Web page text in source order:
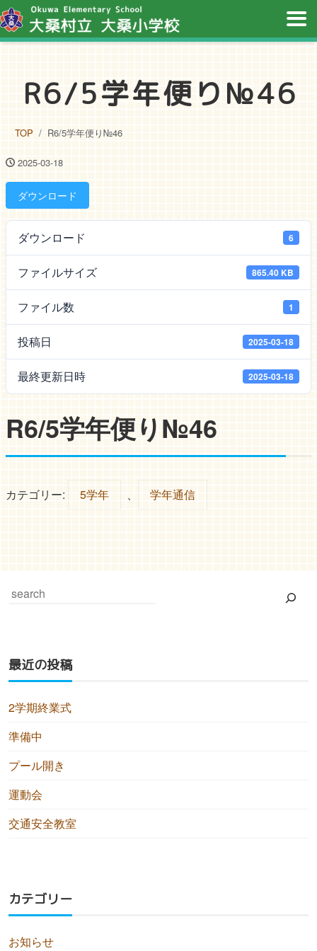
R6/5学年便り№46
TOP R6/5学年便り№46
2025-03-18
ダウンロード
ダウンロード 6
ファイルサイズ 865.40 KB
ファイル数 1
投稿日 2025-03-18
最終更新日時 2025-03-18
R6/5学年便り№46
カテゴリー: 5学年 、 学年通信
最近の投稿
2学期終業式
準備中
プール開き
運動会
交通安全教室
カテゴリー
お知らせ